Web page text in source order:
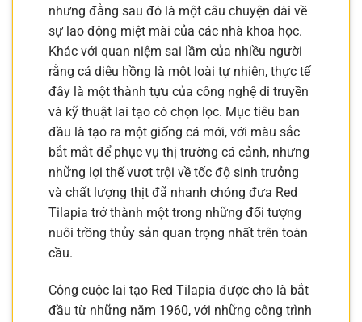
nhưng đằng sau đó là một câu chuyện dài về
sự lao động miệt mài của các nhà khoa học.
Khác với quan niệm sai lầm của nhiều người
rằng cá diêu hồng là một loài tự nhiên, thực tế
đây là một thành tựu của công nghệ di truyền
và kỹ thuật lai tạo có chọn lọc. Mục tiêu ban
đầu là tạo ra một giống cá mới, với màu sắc
bắt mắt để phục vụ thị trường cá cảnh, nhưng
những lợi thế vượt trội về tốc độ sinh trưởng
và chất lượng thịt đã nhanh chóng đưa Red
Tilapia trở thành một trong những đối tượng
nuôi trồng thủy sản quan trọng nhất trên toàn
cầu.
Công cuộc lai tạo Red Tilapia được cho là bắt
đầu từ những năm 1960, với những công trình